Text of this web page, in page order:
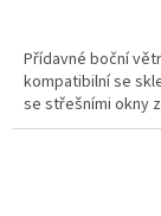
Přídavné boční
kompatibilní se
se střešními okny